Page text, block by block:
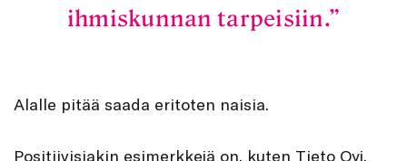
ihmiskunnan tarpeisiin.
Alalle pitää saada eritoten naisia.
Positiivisiakin esimerkkejä on, kuten Tieto Oyj,